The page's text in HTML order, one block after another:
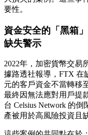
要性。
資金安全的「黑箱
缺失警示
2022年，加密貨幣交易
據路透社報導，FTX 在
元的客戶資金不當轉移
最終因無法應對用戶提
台 Celsius Network 的
產被用於高風險投資且